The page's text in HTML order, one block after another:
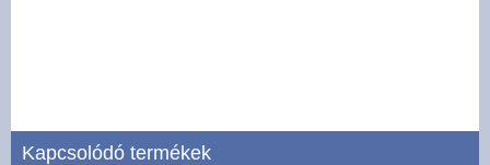
Felsőrajk
Kapcsolódó termékek